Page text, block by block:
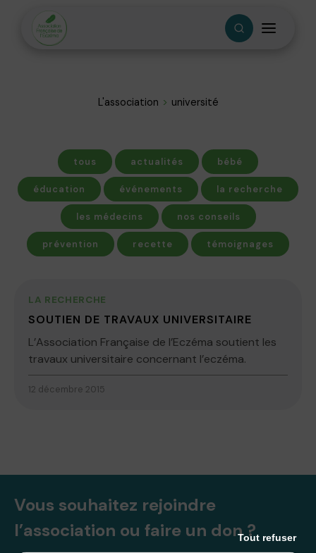
L'association université
tous actualités bébé
éducation événements la recherche
les médecins nos conseils
prévention recette témoignages
LA RECHERCHE
SOUTIEN DE TRAVAUX UNIVERSITAIRE
L’Association Française de l’Eczéma soutient les
travaux universitaire concernant l’eczéma.
12 décembre 2015
Vous souhaitez rejoindre
l’association ou faire un don ?Tout refuser